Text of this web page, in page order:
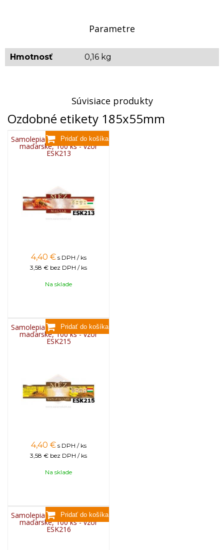
Parametre
Hmotnosť 0,16 kg
Súvisiace produkty
Ozdobné etikety 185x55mm
Samolepiace etikety ozdobné
maďarské, 100 ks - vzor
ESK213
4,40 € s DPH / ks
3,58 € bez DPH / ks
Na sklade
Samolepiace etikety ozdobné
maďarské, 100 ks - vzor
ESK215
4,40 € s DPH / ks
3,58 € bez DPH / ks
Na sklade
Samolepiace etikety ozdobné
maďarské, 100 ks - vzor
ESK216